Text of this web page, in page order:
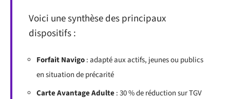
Voici une synthèse des principaux
dispositifs :
Forfait Navigo: adapté aux actifs, jeunes ou publics
en situation de précarité
Carte Avantage Adulte: 30 % de réduction sur TGV